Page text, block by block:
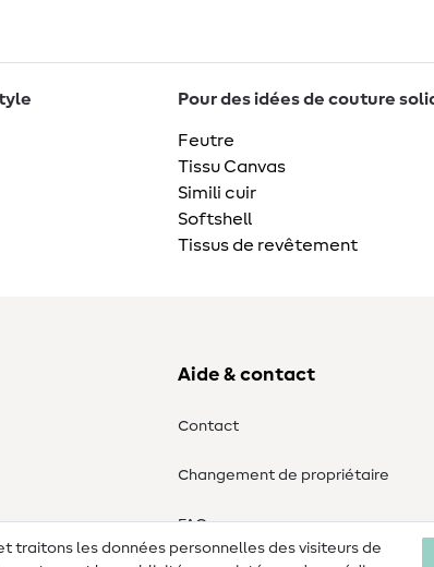
Pour des idées de couture
Feutre
Tissu Canvas
Simili cuir
Softshell
Tissus de revêtement
Aide & contact
Contact
Changement de propriétaire
FAQ
traitons les données personnelles des visiteurs de